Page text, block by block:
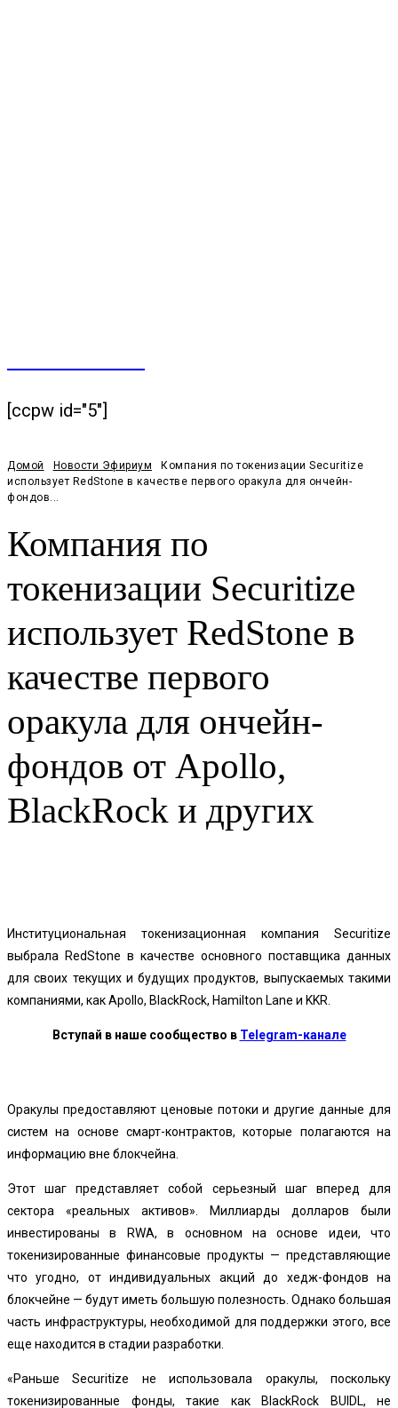
[ccpw id="5"]
Домой Новости Эфириум
Компания по токенизации Securitize
использует RedStone в качестве первого оракула для ончейн-
фондов...
Компания по
токенизации Securitize
использует RedStone в
качестве первого
оракула для ончейн-
фондов от Apollo,
BlackRock и других
Институциональная токенизационная компания Securitize
выбрала RedStone в качестве основного поставщика данных
для своих текущих и будущих продуктов, выпускаемых такими
компаниями, как Apollo, BlackRock, Hamilton Lane и KKR.
Вступай в наше сообщество в Telegram-канале
Оракулы предоставляют ценовые потоки и другие данные для
систем на основе смарт-контрактов, которые полагаются на
информацию вне блокчейна.
Этот шаг представляет собой серьезный шаг вперед для
сектора «реальных активов». Миллиарды долларов были
инвестированы в RWA, в основном на основе идеи, что
токенизированные финансовые продукты — представляющие
что угодно, от индивидуальных акций до хедж-фондов на
блокчейне — будут иметь большую полезность. Однако большая
часть инфраструктуры, необходимой для поддержки этого, все
еще находится в стадии разработки.
«Раньше Securitize не использовала оракулы, поскольку
токенизированные фонды, такие как BlackRock BUIDL, не